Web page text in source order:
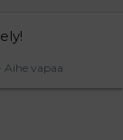
Aihe vapaa